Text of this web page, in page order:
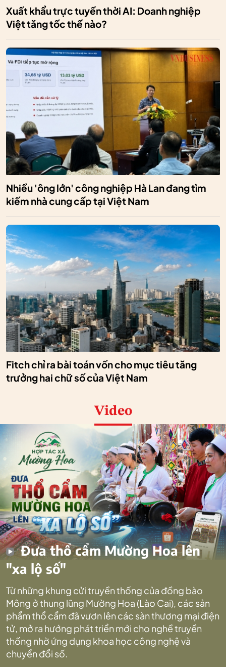
Xuất khẩu trực tuyến thời AI: Doanh nghiệp
Việt tăng tốc thế nào?
Nhiều 'ông lớn' công nghiệp Hà Lan đang tìm
kiếm nhà cung cấp tại Việt Nam
Fitch chỉ ra bài toán vốn cho mục tiêu tăng
trưởng hai chữ số của Việt Nam
Video
Đưa thổ cẩm Mường Hoa lên
"xa lộ số"
Từ những khung cửi truyền thống của đồng bào
Mông ở thung lũng Mường Hoa (Lào Cai), các sản
phẩm thổ cẩm đã vươn lên các sàn thương mại điện
tử, mở ra hướng phát triển mới cho nghề truyền
thống nhờ ứng dụng khoa học công nghệ và
chuyển đổi số.